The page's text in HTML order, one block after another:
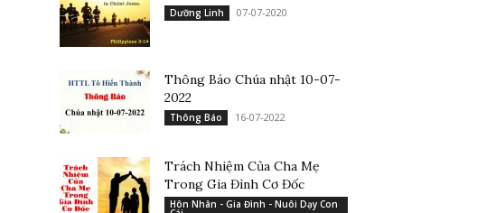
Dưỡng Linh 07-07-2020
Thông Báo Chúa nhật 10-07-
2022
Thông Báo 16-07-2022
Trách Nhiệm Của Cha Mẹ
Trong Gia Đình Cơ Đốc
Hôn Nhân - Gia Đình - Nuôi Dạy Con